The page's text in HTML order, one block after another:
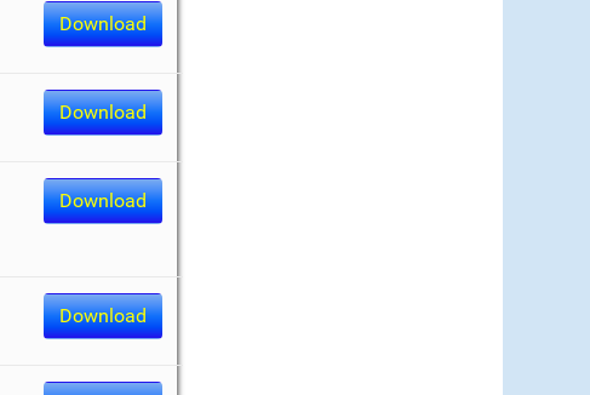
Download
Download
Download
Download